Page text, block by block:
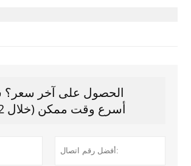
الحصول على آخر سعر؟
أسرع وقت ممكن (خلال 12 ساعة)